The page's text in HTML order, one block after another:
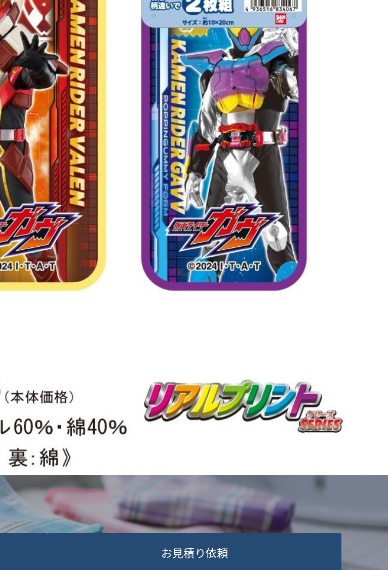
お見積り依頼